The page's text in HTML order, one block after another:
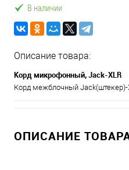
В наличии
Описание товара:
Корд микрофонный, Jack-XLR
Корд межблочный Jack(штекер)-
ОПИСАНИЕ